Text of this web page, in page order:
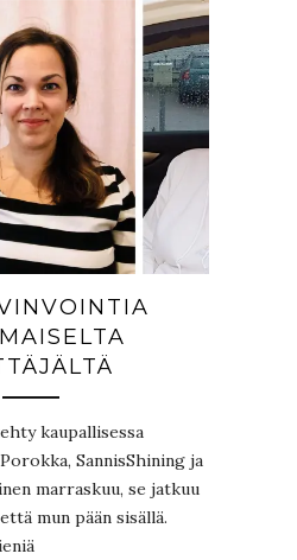
kaupallisessa
SannisShining ja
marraskuu, se jatkuu
mun pään sisällä.